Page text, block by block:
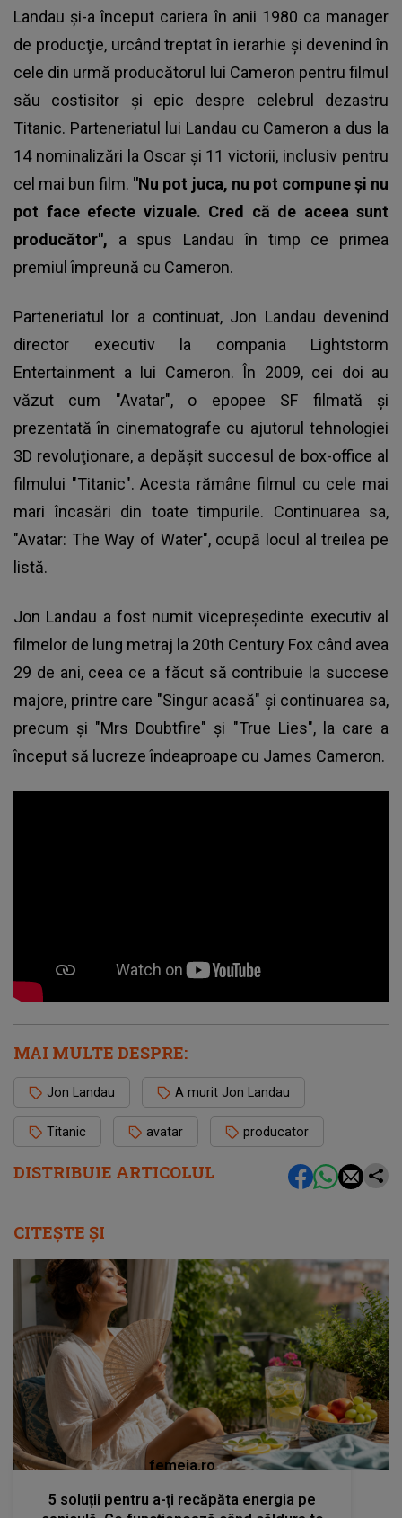
DISTRIBUIE ARTICOLUL
Landau şi-a început cariera în anii 1980 ca manager
de producţie, urcând treptat în ierarhie şi devenind în
cele din urmă producătorul lui Cameron pentru filmul
său costisitor şi epic despre celebrul dezastru
Titanic. Parteneriatul lui Landau cu Cameron a dus la
14 nominalizări la Oscar şi 11 victorii, inclusiv pentru
cel mai bun film. "Nu pot juca, nu pot compune şi nu
pot face efecte vizuale. Cred că de aceea sunt
producător", a spus Landau în timp ce primea
premiul împreună cu Cameron.
Parteneriatul lor a continuat, Jon Landau devenind
director executiv la compania Lightstorm
Entertainment a lui Cameron. În 2009, cei doi au
văzut cum "Avatar", o epopee SF filmată şi
prezentată în cinematografe cu ajutorul tehnologiei
3D revoluţionare, a depăşit succesul de box-office al
filmului "Titanic". Acesta rămâne filmul cu cele mai
mari încasări din toate timpurile. Continuarea sa,
"Avatar: The Way of Water", ocupă locul al treilea pe
listă.
Jon Landau a fost numit vicepreşedinte executiv al
filmelor de lung metraj la 20th Century Fox când avea
29 de ani, ceea ce a făcut să contribuie la succese
majore, printre care "Singur acasă" şi continuarea sa,
precum şi "Mrs Doubtfire" şi "True Lies", la care a
început să lucreze îndeaproape cu James Cameron.
MAI MULTE DESPRE:
Jon Landau A murit Jon Landau
Titanic avatar producator
CITEȘTE ȘI
femeia.ro
5 soluții pentru a-ți recăpăta energia pe